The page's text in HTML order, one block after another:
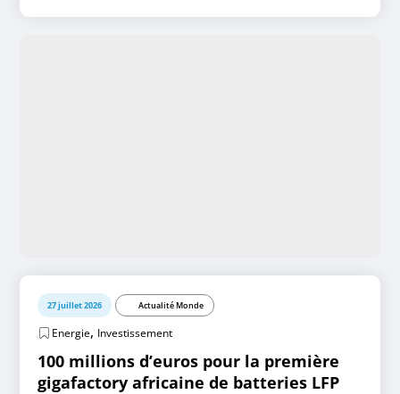
27 juillet 2026 Actualité Monde
Energie, Investissement
100 millions d’euros pour la première
gigafactory africaine de batteries LFP